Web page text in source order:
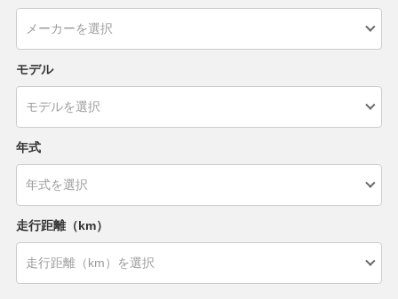
モデル
年式
走行距離（km）